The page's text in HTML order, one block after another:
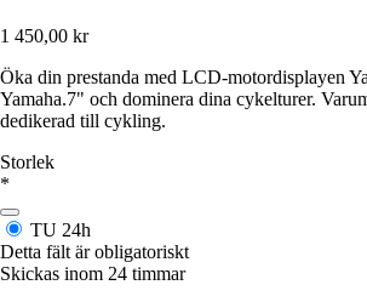
1 450,00 kr
Öka din prestanda med LCD-motordisplayen
Yamaha.7" och dominera dina cykelturer.
dedikerad till cykling.
Storlek
*
TU 24h
Detta fält är obligatoriskt
Skickas inom 24 timmar